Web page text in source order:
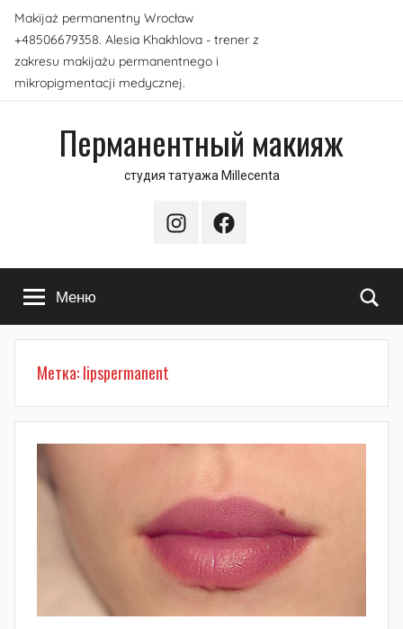
Перейти
содержимому
Makijaż permanentny Wrocław
+48506679358. Alesia Khakhlova - trener z
zakresu makijażu permanentnego i
mikropigmentacji medycznej.
Перманентный макияж
студия татуажа Millecenta
InstagramFacebook
Меню
Метка:lipspermanent